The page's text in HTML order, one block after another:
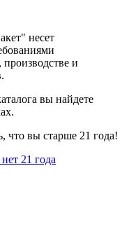
несет
производстве и
вы найдете
что вы старше 21 года!
21 года